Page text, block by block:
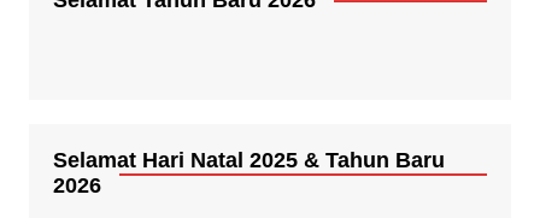
Selamat Hari Natal 2025 & Tahun Baru
2026